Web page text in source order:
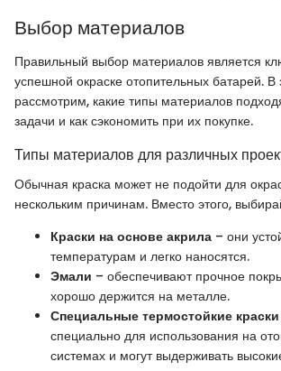
Выбор материалов
Правильный выбор материалов является
успешной окраске отопительных батарей.
рассмотрим, какие типы материалов
задачи и как сэкономить при их покупке.
Типы материалов для различных
Обычная краска может не подойти для
нескольким причинам. Вместо этого,
Краски на основе акрила – они
температурам и легко наносятся.
Эмали – обеспечивают прочное
хорошо держится на металле.
Специальные термостойкие краски
специально для использования на
системах и могут выдерживать